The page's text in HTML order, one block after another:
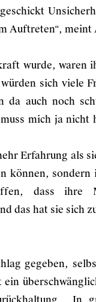
Auftreten“, meint
wurde, waren
sich viele
auch noch
mich ja
Erfahrung als
können,
dass ihre
das hat sie sich
gegeben,